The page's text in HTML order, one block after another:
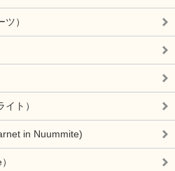
）
ト）
in Nuummite)